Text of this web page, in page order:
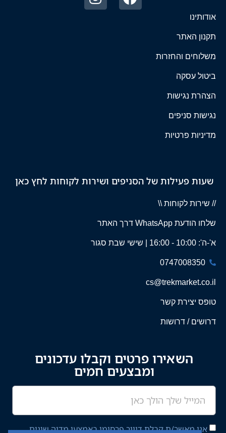
אודותינו
תקנון האתר
משלוחים והחזרות
ביטול עסקה
הצהרת נגישות
נגישות סניפים
מדיניות פרטיות
שעות פעילות של הסניפים ושירות לקוחות לחץ כאן
// שירות לקוחות \\
שלחו הודעת WhatsApp דרך האתר
א'-ה': 10:00 - 16:00 | שישי שבת סגור
0747008350
cs@trekmarket.co.il
טופס יצירת קשר
דרושים / דרושות
השאירו פרטים וקבלו עדכונים
ומבצעים חמים
אני מאשר/ת קבלת דיוור פרסומי באמצעי מדיה שונים